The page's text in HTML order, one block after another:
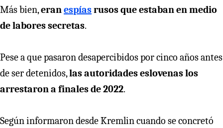
Más bien,eranespíasrusos que estaban en medio
de labores secretas.
Pese a que pasaron desapercibidos por cinco años antes
de ser detenidos,las autoridades eslovenas los
arrestaron a finales de 2022.
Según informaron desde Kremlin cuando se concretó